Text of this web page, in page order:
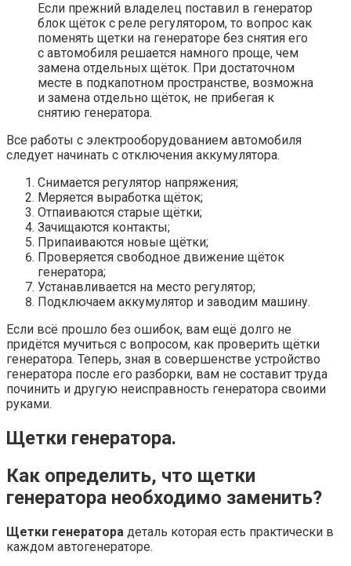
Если прежний владелец поставил в генератор
блок щёток с реле регулятором, то вопрос как
поменять щетки на генераторе без снятия его
с автомобиля решается намного проще, чем
замена отдельных щёток. При достаточном
месте в подкапотном пространстве, возможна
и замена отдельно щёток, не прибегая к
снятию генератора.
Все работы с электрооборудованием автомобиля
следует начинать с отключения аккумулятора.
Снимается регулятор напряжения;
Меряется выработка щёток;
Отпаиваются старые щётки;
Зачищаются контакты;
Припаиваются новые щётки;
Проверяется свободное движение щёток
генератора;
Устанавливается на место регулятор;
Подключаем аккумулятор и заводим машину.
Если всё прошло без ошибок, вам ещё долго не
придётся мучиться с вопросом, как проверить щётки
генератора. Теперь, зная в совершенстве устройство
генератора после его разборки, вам не составит труда
починить и другую неисправность генератора своими
руками.
Щетки генератора.
Как определить, что щетки
генератора необходимо заменить?
Щетки генератора деталь которая есть практически в
каждом автогенераторе.